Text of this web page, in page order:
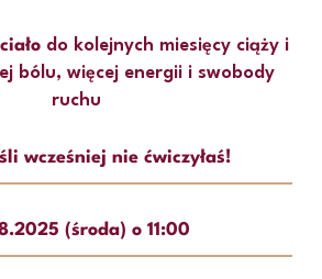
do kolejnych miesięcy ciąży i
bólu, więcej energii i swobody
ruchu
wcześniej nie ćwiczyłaś!
(środa) o 11:00